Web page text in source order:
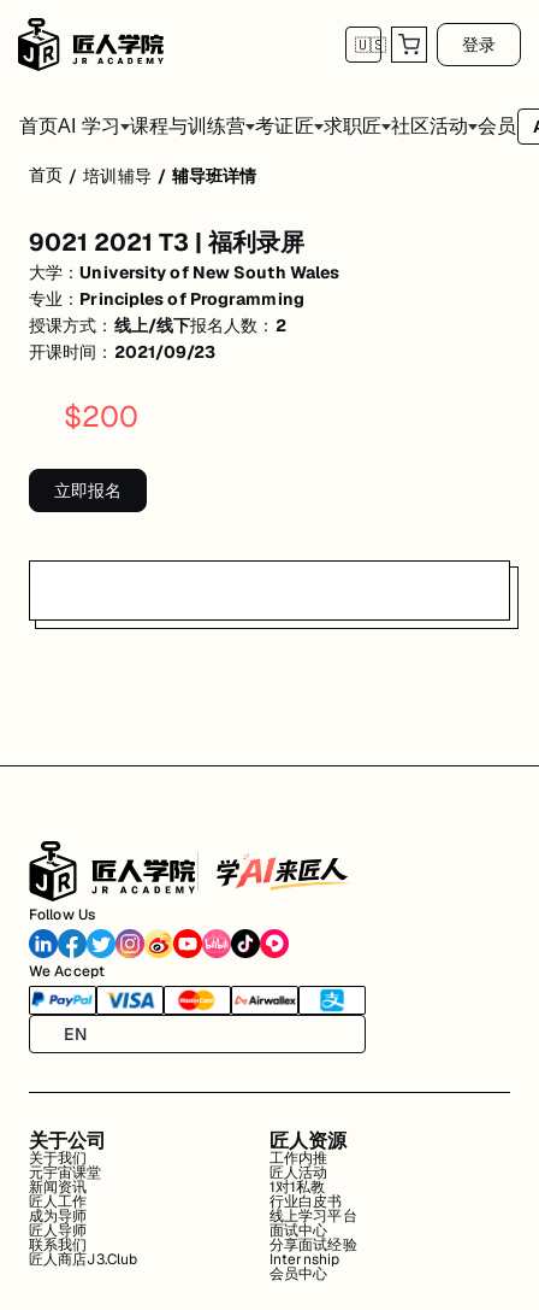
🇺🇸 登录
首页AI 学习 课程与训练营 考证匠 求职匠 社区活动 会员
活动形式: 线上/线下
开始日期: 2021/9/23
已有 2 名同学报名参加
关联课程:Principles of Programming
匠人学院提供高质量的IT培训课程和Workshop，帮助学员掌握实用技能
首页 / 培训辅导 / 辅导班详情
9021 2021 T3 | 福利录屏
大学：University of New South Wales
专业： Principles of Programming
授课方式： 线上/线下报名人数： 2
开课时间： 2021/09/23
$200
立即报名
Follow Us
We Accept
EN
关于公司
关于我们
元宇宙课堂
新闻资讯
匠人工作
成为导师
匠人导师
联系我们
匠人商店J3.Club
匠人资源
工作内推
匠人活动
1对1私教
行业白皮书
线上学习平台
面试中心
分享面试经验
Internship
会员中心